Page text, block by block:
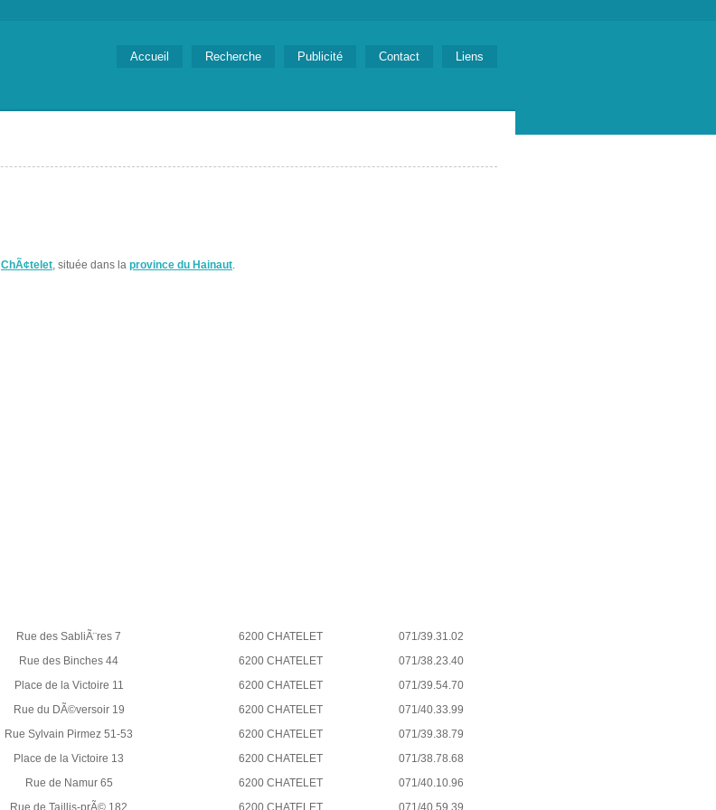
Accueil Recherche Publicité Contact Liens
ChÃ¢telet, située dans la province du Hainaut.
Rue des SabliÃ¨res 7 6200 CHATELET
071/39.31.02
Rue des Binches 44 6200 CHATELET
071/38.23.40
Place de la Victoire 11 6200 CHATELET
071/39.54.70
Rue du DÃ©versoir 19 6200 CHATELET
071/40.33.99
Rue Sylvain Pirmez 51-53 6200 CHATELET
071/39.38.79
Place de la Victoire 13 6200 CHATELET
071/38.78.68
Rue de Namur 65 6200 CHATELET
071/40.10.96
Rue de Taillis-prÃ© 182 6200 CHATELET 071/40.59.39